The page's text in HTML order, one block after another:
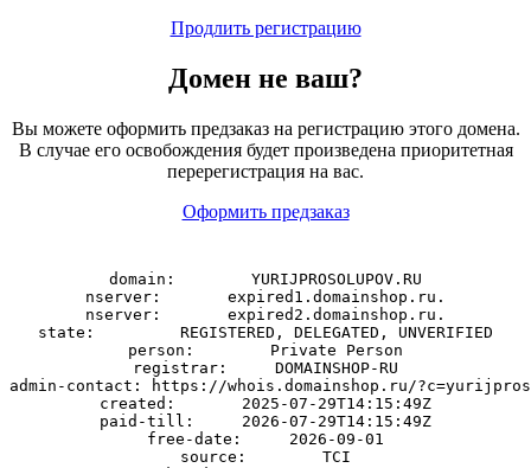
Продлить регистрацию
Домен не ваш?
Вы можете оформить предзаказ на регистрацию этого домена.
В случае его освобождения будет произведена приоритетная
перерегистрация на вас.
Оформить предзаказ
domain:        YURIJPROSOLUPOV.RU
nserver:       expired1.domainshop.ru.
nserver:       expired2.domainshop.ru.
state:         REGISTERED, DELEGATED, UNVERIFIED
person:        Private Person
registrar:     DOMAINSHOP-RU
admin-contact: https://whois.domainshop.ru/
created:       2025-07-29T14:15:49Z
paid-till:     2026-07-29T14:15:49Z
free-date:     2026-09-01
source:        TCI